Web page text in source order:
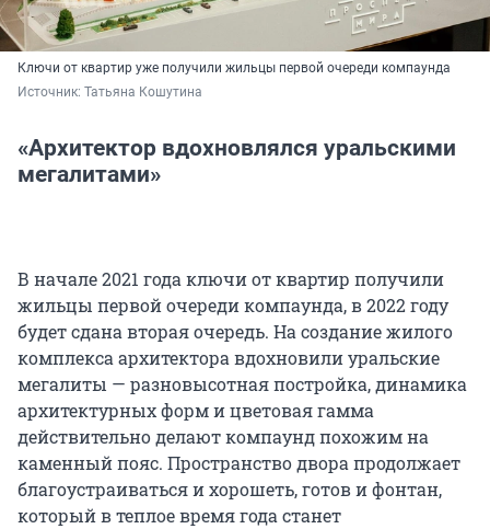
Ключи от квартир уже получили жильцы первой очереди компаунда
Источник: Татьяна Кошутина
«Архитектор вдохновлялся уральскими
мегалитами»
В начале 2021 года ключи от квартир получили
жильцы первой очереди компаунда, в 2022 году
будет сдана вторая очередь. На создание жилого
комплекса архитектора вдохновили уральские
мегалиты — разновысотная постройка, динамика
архитектурных форм и цветовая гамма
действительно делают компаунд похожим на
каменный пояс. Пространство двора продолжает
благоустраиваться и хорошеть, готов и фонтан,
который в теплое время года станет